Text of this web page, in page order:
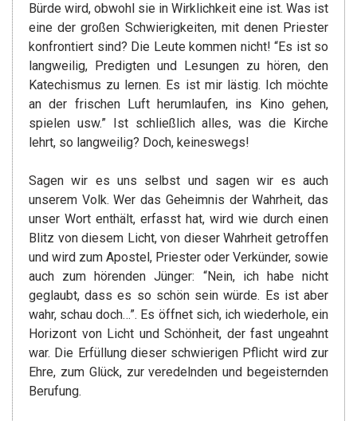
Bürde wird, obwohl sie in Wirklichkeit eine ist. Was ist
eine der großen Schwierigkeiten, mit denen Priester
konfrontiert sind? Die Leute kommen nicht! “Es ist so
langweilig, Predigten und Lesungen zu hören, den
Katechismus zu lernen. Es ist mir lästig. Ich möchte
an der frischen Luft herumlaufen, ins Kino gehen,
spielen usw.” Ist schließlich alles, was die Kirche
lehrt, so langweilig? Doch, keineswegs!
Sagen wir es uns selbst und sagen wir es auch
unserem Volk. Wer das Geheimnis der Wahrheit, das
unser Wort enthält, erfasst hat, wird wie durch einen
Blitz von diesem Licht, von dieser Wahrheit getroffen
und wird zum Apostel, Priester oder Verkünder, sowie
auch zum hörenden Jünger: “Nein, ich habe nicht
geglaubt, dass es so schön sein würde. Es ist aber
wahr, schau doch…”. Es öffnet sich, ich wiederhole, ein
Horizont von Licht und Schönheit, der fast ungeahnt
war. Die Erfüllung dieser schwierigen Pflicht wird zur
Ehre, zum Glück, zur veredelnden und begeisternden
Berufung.